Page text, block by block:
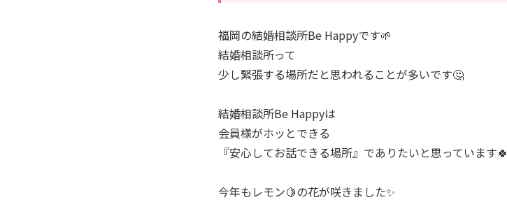
福岡の結婚相談所Be Happyです🌱
結婚相談所って
少し緊張する場所だと思われることが多いです🤔
結婚相談所Be Happyは
会員様がホッとできる
『安心してお話できる場所』でありたいと思っています🍀
今年もレモン🍋の花が咲きました✨